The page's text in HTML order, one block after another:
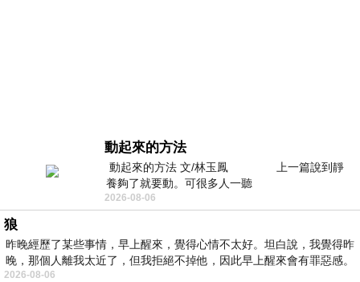
動起來的方法
動起來的方法 文/林玉鳳 上一篇說到靜
養夠了就要動。可很多人一聽
2026-08-06
狼
昨晚經歷了某些事情，早上醒來，覺得心情不太好。坦白說，我覺得昨
晚，那個人離我太近了，但我拒絕不掉他，因此早上醒來會有罪惡感。
2026-08-06